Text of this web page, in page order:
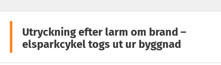
Utryckning efter larm om brand –
elsparkcykel togs ut ur byggnad